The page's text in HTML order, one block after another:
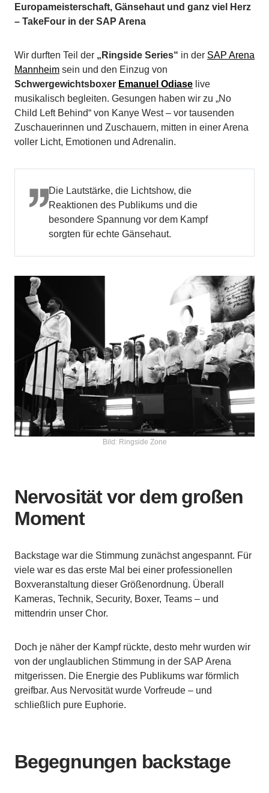
Europameisterschaft, Gänsehaut und ganz viel Herz
– TakeFour in der SAP Arena
Wir durften Teil der „Ringside Series“ in der SAP Arena
Mannheim sein und den Einzug von
Schwergewichtsboxer Emanuel Odiase live
musikalisch begleiten. Gesungen haben wir zu „No
Child Left Behind“ von Kanye West – vor tausenden
Zuschauerinnen und Zuschauern, mitten in einer Arena
voller Licht, Emotionen und Adrenalin.
Die Lautstärke, die Lichtshow, die
Reaktionen des Publikums und die
besondere Spannung vor dem Kampf
sorgten für echte Gänsehaut.
Bild: Ringside Zone
Nervosität vor dem großen
Moment
Backstage war die Stimmung zunächst angespannt. Für
viele war es das erste Mal bei einer professionellen
Boxveranstaltung dieser Größenordnung. Überall
Kameras, Technik, Security, Boxer, Teams – und
mittendrin unser Chor.
Doch je näher der Kampf rückte, desto mehr wurden wir
von der unglaublichen Stimmung in der SAP Arena
mitgerissen. Die Energie des Publikums war förmlich
greifbar. Aus Nervosität wurde Vorfreude – und
schließlich pure Euphorie.
Begegnungen backstage